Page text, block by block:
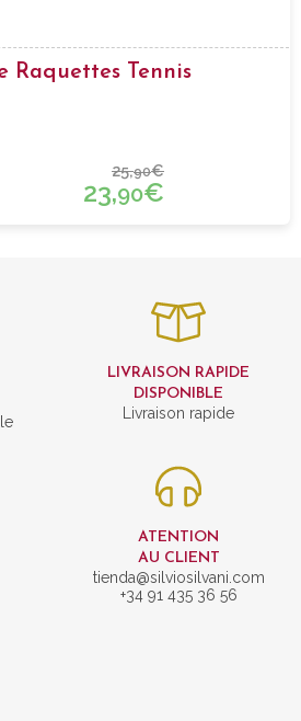
Raquettes Tennis
25,90€
23,90€
LIVRAISON RAPIDE
DISPONIBLE
Livraison rapide
ATENTION
AU CLIENT
tienda@silviosilvani.com
+34 91 435 36 56